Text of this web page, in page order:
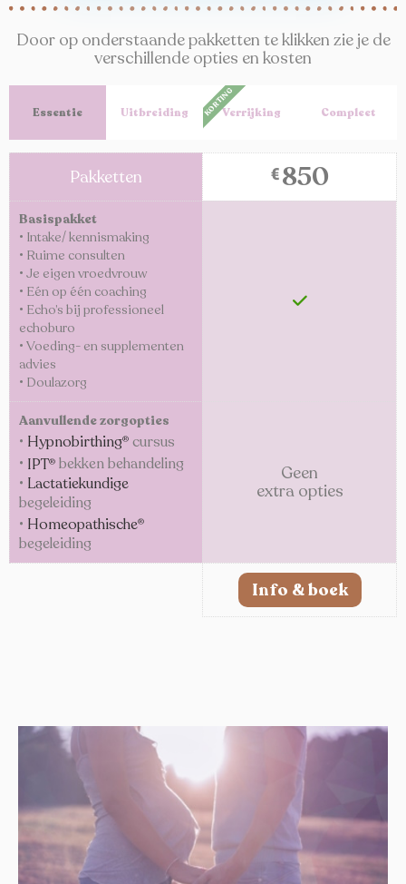
Door op onderstaande pakketten te klikken zie je de
verschillende opties en kosten
Essentie Uitbreiding KORTINGVerrijking Compleet
Pakketten €850
Basispakket
• Intake/ kennismaking
• Ruime consulten
• Je eigen vroedvrouw
• Eén op één coaching
• Echo’s bij professioneel
echoburo
• Voeding- en supplementen
advies
• Doulazorg
Aanvullende zorgopties
• Hypnobirthing® cursus
• IPT® bekken behandeling
• Lactatiekundige
begeleiding
• Homeopathische®
begeleiding
Geen
extra opties
Info & boek